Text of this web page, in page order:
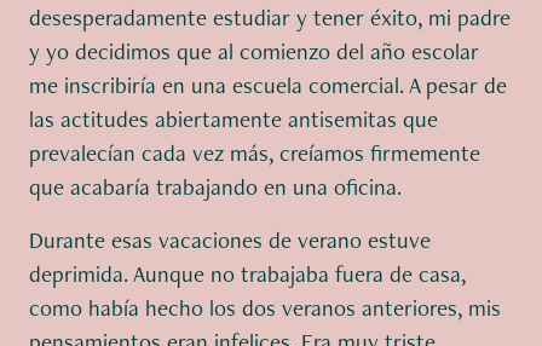
desesperadamente estudiar y tener éxito, mi padre
y yo decidimos que al comienzo del año escolar
me inscribiría en una escuela comercial. A pesar de
las actitudes abiertamente antisemitas que
prevalecían cada vez más, creíamos firmemente
que acabaría trabajando en una oficina.
Durante esas vacaciones de verano estuve
deprimida. Aunque no trabajaba fuera de casa,
como había hecho los dos veranos anteriores, mis